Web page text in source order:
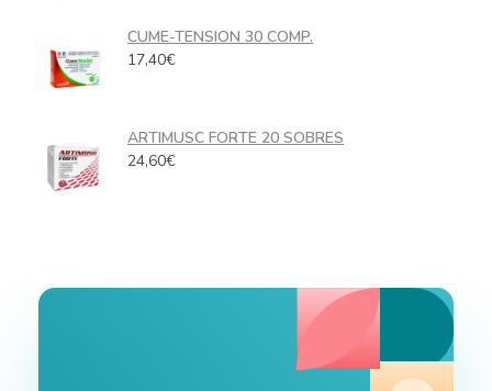
CUME-TENSION 30 COMP.
17,40€
ARTIMUSC FORTE 20 SOBRES
24,60€